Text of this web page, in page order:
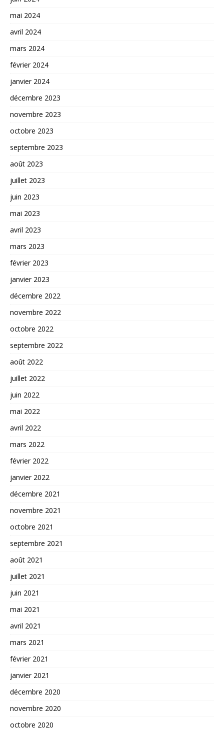
mai 2024
avril 2024
mars 2024
février 2024
janvier 2024
décembre 2023
novembre 2023
octobre 2023
septembre 2023
août 2023
juillet 2023
juin 2023
mai 2023
avril 2023
mars 2023
février 2023
janvier 2023
décembre 2022
novembre 2022
octobre 2022
septembre 2022
août 2022
juillet 2022
juin 2022
mai 2022
avril 2022
mars 2022
février 2022
janvier 2022
décembre 2021
novembre 2021
octobre 2021
septembre 2021
août 2021
juillet 2021
juin 2021
mai 2021
avril 2021
mars 2021
février 2021
janvier 2021
décembre 2020
novembre 2020
octobre 2020